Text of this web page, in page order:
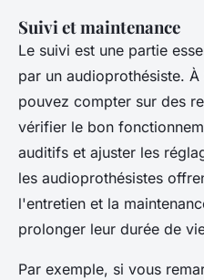
Suivi et maintenance
Le suivi est une partie
par un audioprothésiste.
pouvez compter sur des
vérifier le bon
auditifs et ajuster les
les audioprothésistes
l'entretien et la
prolonger leur durée de
Par exemple, si vous